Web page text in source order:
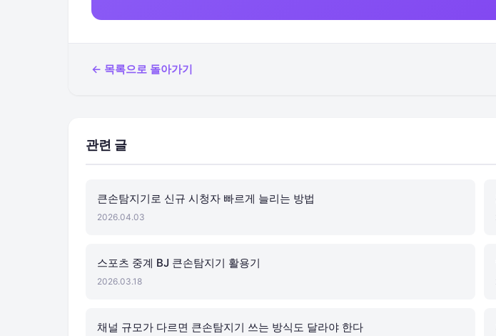
← 목록으로 돌아가기
관련 글
큰손탐지기로 신규 시청자 빠르게 늘리는 방법
2026.04.03
스포츠 중계 BJ 큰손탐지기 활용기
2026.03.18
채널 규모가 다르면 큰손탐지기 쓰는 방식도 달라야 한다